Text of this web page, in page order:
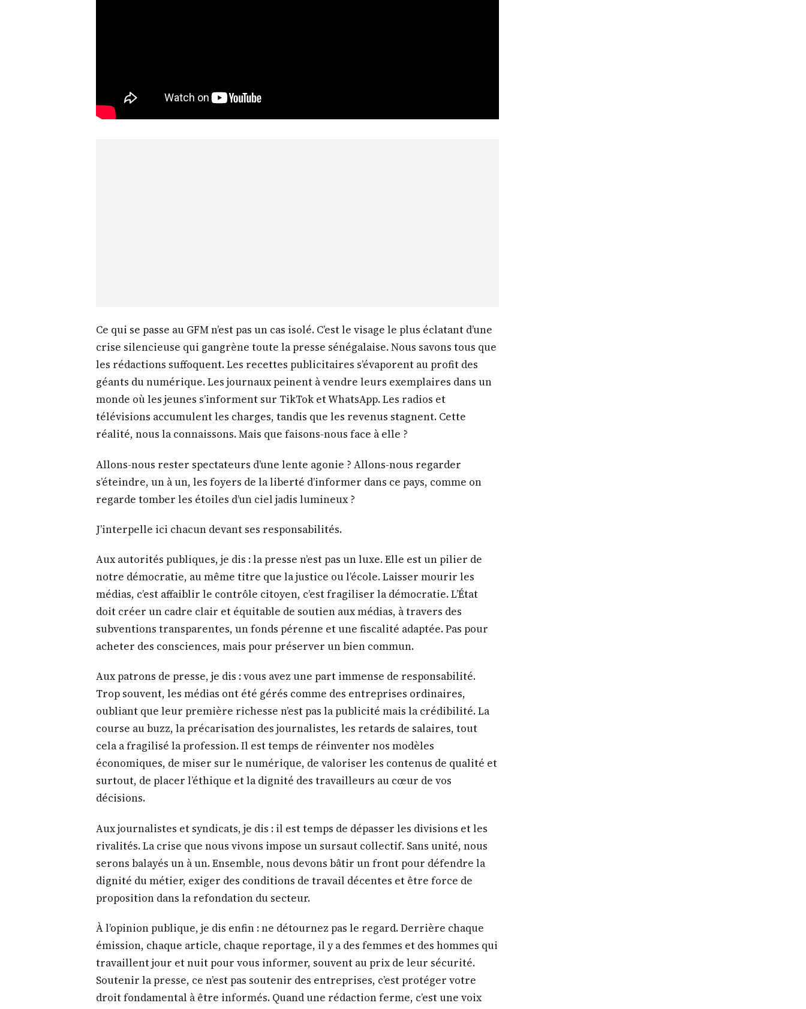
Ce qui se passe au GFM n’est pas un cas isolé. C’est le visage le plus éclatant d’une
crise silencieuse qui gangrène toute la presse sénégalaise. Nous savons tous que
les rédactions suffoquent. Les recettes publicitaires s’évaporent au profit des
géants du numérique. Les journaux peinent à vendre leurs exemplaires dans un
monde où les jeunes s’informent sur TikTok et WhatsApp. Les radios et
télévisions accumulent les charges, tandis que les revenus stagnent. Cette
réalité, nous la connaissons. Mais que faisons-nous face à elle ?
Allons-nous rester spectateurs d’une lente agonie ? Allons-nous regarder
s’éteindre, un à un, les foyers de la liberté d’informer dans ce pays, comme on
regarde tomber les étoiles d’un ciel jadis lumineux ?
J’interpelle ici chacun devant ses responsabilités.
Aux autorités publiques, je dis : la presse n’est pas un luxe. Elle est un pilier de
notre démocratie, au même titre que la justice ou l’école. Laisser mourir les
médias, c’est affaiblir le contrôle citoyen, c’est fragiliser la démocratie. L’État
doit créer un cadre clair et équitable de soutien aux médias, à travers des
subventions transparentes, un fonds pérenne et une fiscalité adaptée. Pas pour
acheter des consciences, mais pour préserver un bien commun.
Aux patrons de presse, je dis : vous avez une part immense de responsabilité.
Trop souvent, les médias ont été gérés comme des entreprises ordinaires,
oubliant que leur première richesse n’est pas la publicité mais la crédibilité. La
course au buzz, la précarisation des journalistes, les retards de salaires, tout
cela a fragilisé la profession. Il est temps de réinventer nos modèles
économiques, de miser sur le numérique, de valoriser les contenus de qualité et
surtout, de placer l’éthique et la dignité des travailleurs au cœur de vos
décisions.
Aux journalistes et syndicats, je dis : il est temps de dépasser les divisions et les
rivalités. La crise que nous vivons impose un sursaut collectif. Sans unité, nous
serons balayés un à un. Ensemble, nous devons bâtir un front pour défendre la
dignité du métier, exiger des conditions de travail décentes et être force de
proposition dans la refondation du secteur.
À l’opinion publique, je dis enfin : ne détournez pas le regard. Derrière chaque
émission, chaque article, chaque reportage, il y a des femmes et des hommes qui
travaillent jour et nuit pour vous informer, souvent au prix de leur sécurité.
Soutenir la presse, ce n’est pas soutenir des entreprises, c’est protéger votre
droit fondamental à être informés. Quand une rédaction ferme, c’est une voix